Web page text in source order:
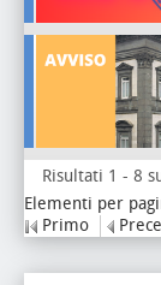
Risultati 1 - 8
Elementi per
Primo